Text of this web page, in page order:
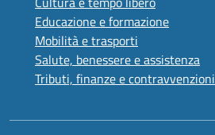
Educazione e formazione
Mobilità e trasporti
Salute, benessere e assistenza
Tributi, finanze e contravvenzioni